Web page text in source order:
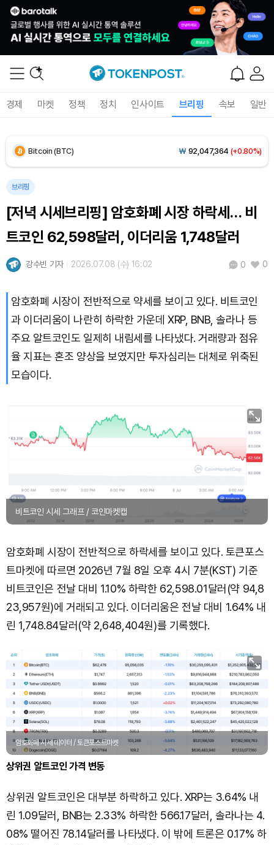
경제 마켓 정책 정치 인사이트 브리핑 속보 일반
Dogecoin (DOGE) ₩ 98.71(-0.07%)
Ethereum (ETH) ₩2,716,686(+0.57%)
Tether USDt (USDT)
Solana (SOL) ₩108,505(+0.96%)
TRON (TRX) ₩464.6 (+0.02%)
Hyperliquid (HYPE)
(-0.07%)
Bitcoin (BTC) 92,047,364
브리핑
[저녁 시세브리핑] 암호화폐 시장 하락세… 비
트코인 62,598달러, 이더리움 1,748달러
강수빈 기자 2026.07.08 (수) 16:02 0 0
암호화폐 시장이 전반적으로 약세를 보이고 있다. 비트코인
과 이더리움이 나란히 하락한 가운데 XRP, BNB, 솔라나 등
주요 알트코인도 일제히 내림세를 나타냈다. 거래량과 점유
율 지표는 혼조 양상을 보였지만 투자심리는 대체로 위축된
모습이다.
비트코인 시세 그래프 / 코인마켓캡
암호화폐 시장이 전반적으로 하락세를 보이고 있다. 토큰포스
트마켓에 따르면 2026년 7월 8일 오후 4시 7분(KST) 기준
비트코인은 전날 대비 1.10% 하락한 62,598.01달러(약 94,8
23,957원)에 거래되고 있다. 이더리움은 전날 대비 1.64% 내
린 1,748.84달러(약 2,648,404원)를 기록했다.
암호화폐 시세 데이터 / 토큰포스트마켓
상위권 알트코인 가격 변동
상위권 알트코인은 대부분 하락하고 있다. XRP는 3.64% 내
린 1.09달러, BNB는 2.33% 하락한 566.17달러, 솔라나는 4.
08% 떨어진 78.14달러를 나타냈다. 이 밖에 트론은 0.17% 하